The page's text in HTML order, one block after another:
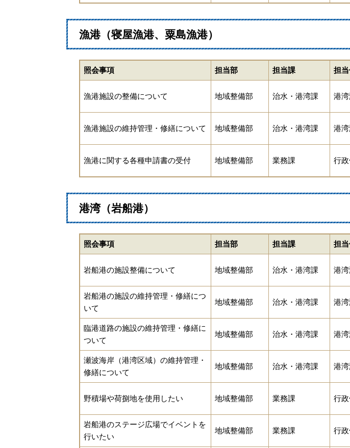
漁港（寝屋漁港、粟島漁港）
照会事項 担当部 担当課 担
漁港施設の整備について 地域整備部 治水・港湾課 港
漁港施設の維持管理・修繕について 地域整備部 治水・港湾課 港
漁港に関する各種申請書の受付 地域整備部 業務課 行
港湾（岩船港）
照会事項 担当部 担当課 担
岩船港の施設整備について 地域整備部 治水・港湾課 港
岩船港の施設の維持管理・修繕につ
いて
地域整備部 治水・港湾課 港
臨港道路の施設の維持管理・修繕に
ついて
地域整備部 治水・港湾課 港
瀬波海岸（港湾区域）の維持管理・
修繕について
地域整備部 治水・港湾課 港
野積場や荷捌地を使用したい 地域整備部 業務課 行
岩船港のステージ広場でイベントを
行いたい
地域整備部 業務課 行